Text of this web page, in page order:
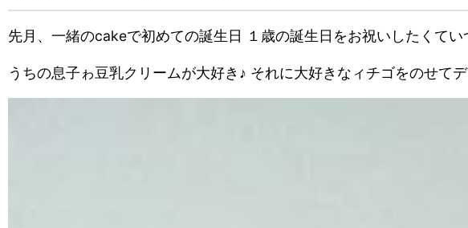
先月、一緒のcakeで初めての誕生日 １歳の誕生日をお祝いしたくて
うちの息子ゎ豆乳クリームが大好き♪ それに大好きなィチゴをのせて